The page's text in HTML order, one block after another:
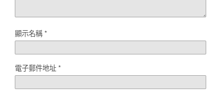
顯示名稱*
電子郵件地址*